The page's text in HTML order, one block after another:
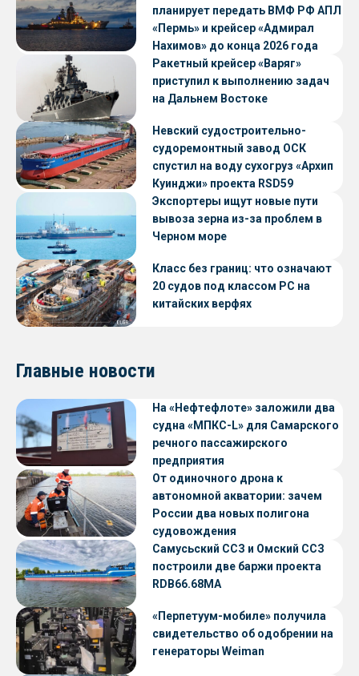
планирует передать ВМФ РФ АПЛ
«Пермь» и крейсер «Адмирал
Нахимов» до конца 2026 года
Ракетный крейсер «Варяг»
приступил к выполнению задач
на Дальнем Востоке
Невский судостроительно-
судоремонтный завод ОСК
спустил на воду сухогруз «Архип
Куинджи» проекта RSD59
Экспортеры ищут новые пути
вывоза зерна из-за проблем в
Черном море
Класс без границ: что означают
20 судов под классом РС на
китайских верфях
Главные новости
На «Нефтефлоте» заложили два
судна «МПКС-L» для Самарского
речного пассажирского
предприятия
От одиночного дрона к
автономной акватории: зачем
России два новых полигона
судовождения
Самусьский ССЗ и Омский ССЗ
построили две баржи проекта
RDB66.68МА
«Перпетуум-мобиле» получила
свидетельство об одобрении на
генераторы Weiman